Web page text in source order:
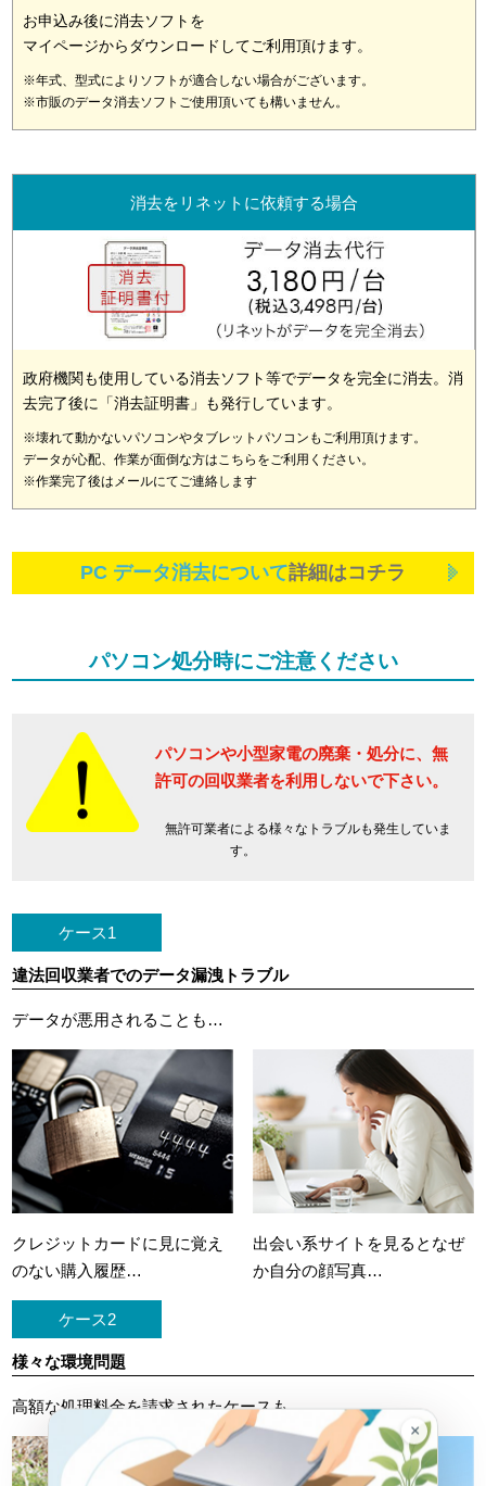
お申込み後に消去ソフトを
マイページからダウンロードしてご利用頂けます。
※年式、型式によりソフトが適合しない場合がございます。
※市販のデータ消去ソフトご使用頂いても構いません。
消去をリネットに依頼する場合
政府機関も使用している消去ソフト等でデータを完全に消去。消
去完了後に「消去証明書」も発行しています。
※壊れて動かないパソコンやタブレットパソコンもご利用頂けます。
データが心配、作業が面倒な方はこちらをご利用ください。
※作業完了後はメールにてご連絡します
PC データ消去について詳細はコチラ
パソコン処分時にご注意ください
パソコンや小型家電の廃棄・処分に、 無
許可の回収業者を利用しないで下さい。
無許可業者による様々なトラブルも発生していま
す。
ケース1
違法回収業者でのデータ漏洩トラブル
データが悪用されることも…
クレジットカードに 見に覚え
のない購入履歴…
出会い系サイトを見ると なぜ
か自分の顔写真…
ケース2
様々な環境問題
高額な処理料金を請求されたケースも…
×